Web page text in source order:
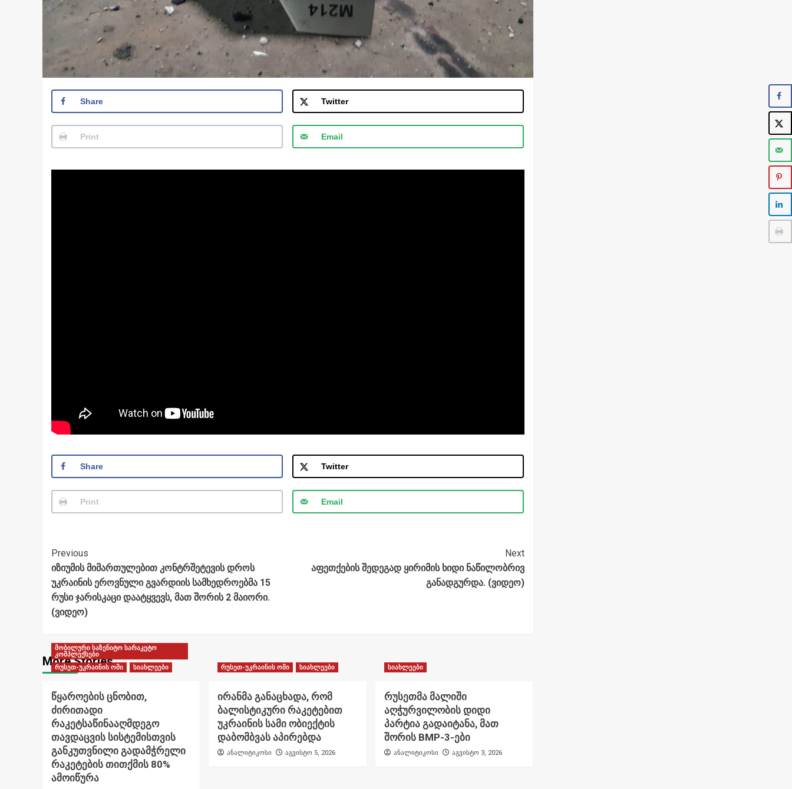
Share Twitter
Print Email
Share Twitter
Print Email
Post
Navigation
Previous
იზიუმის მიმართულებით კონტრშეტევის დროს
უკრაინის ეროვნული გვარდიის სამხედროებმა 15
რუსი ჯარისკაცი დაატყვევს, მათ შორის 2 მაიორი.
(ვიდეო)
Next
აფეთქების შედეგად ყირიმის ხიდი ნაწილობრივ
განადგურდა. (ვიდეო)
More Stories
მობილური საზენიტო სარაკეტო
კომპლექსები
რუსეთ-უკრაინის ომი
სიახლეები
წყაროების ცნობით,
ძირითადი
რაკეტსაწინააღმდეგო
თავდაცვის სისტემისთვის
განკუთვნილი გადამჭრელი
რაკეტების თითქმის 80%
ამოიწურა
რუსეთ-უკრაინის ომი სიახლეები
ირანმა განაცხადა, რომ
ბალისტიკური რაკეტებით
უკრაინის სამი ობიექტის
დაბომბვას აპირებდა
ანალიტიკოსი აგვისტო 5, 2026
სიახლეები
რუსეთმა მალიში
აღჭურვილობის დიდი
პარტია გადაიტანა, მათ
შორის BMP-3-ები
ანალიტიკოსი აგვისტო 3, 2026